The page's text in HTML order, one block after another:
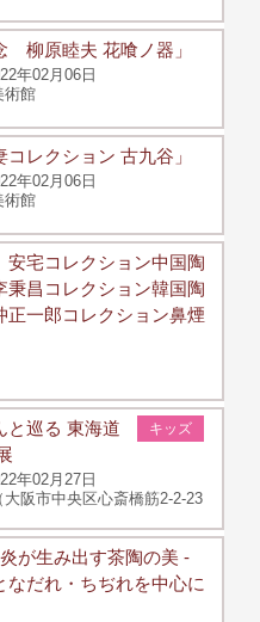
柳原睦夫 花喰ノ器」
年02月06日
術館
レクション 古九谷」
年02月06日
術館
宅コレクション中国陶
秉昌コレクション韓国陶
正一郎コレクション鼻煙
キッズ
と巡る 東海道
年02月27日
阪市中央区心斎橋筋2-2-23
が生み出す茶陶の美 -
なだれ・ちぢれを中心に